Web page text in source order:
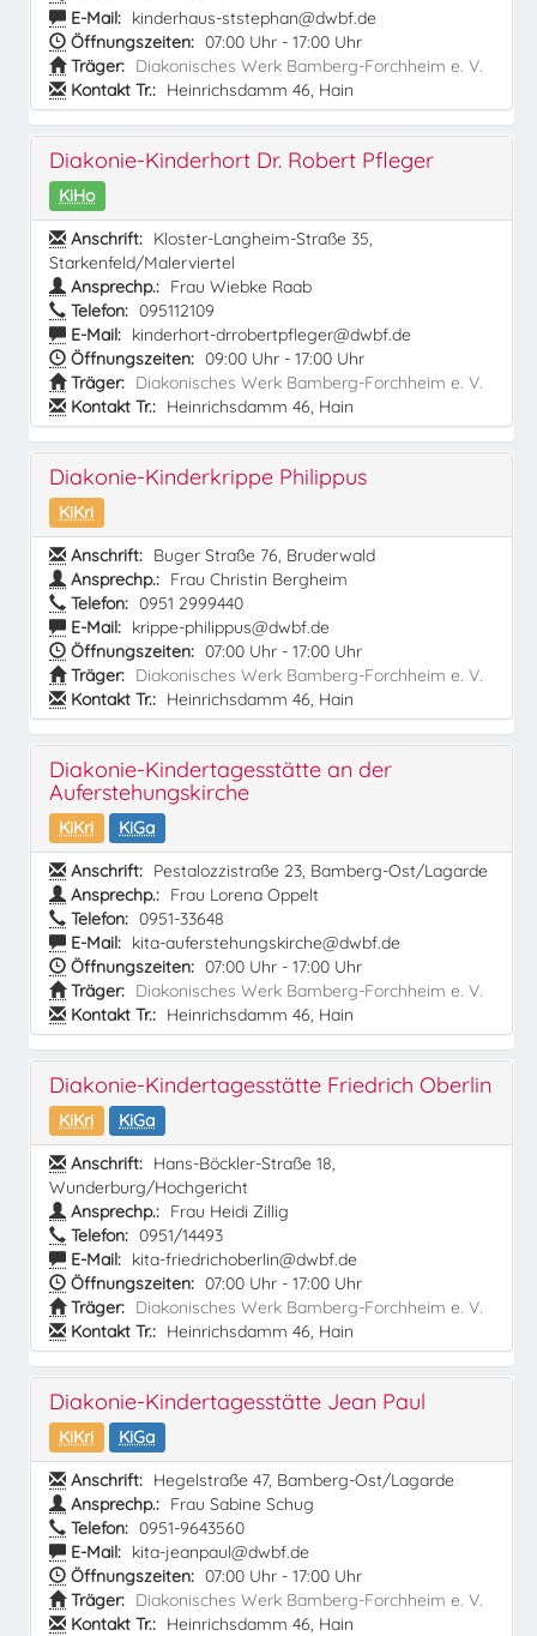
E-Mail: kinderhaus-ststephan@dwbf.de
Öffnungszeiten: 07:00 Uhr - 17:00 Uhr
Träger: Diakonisches Werk Bamberg-Forchheim e. V.
Kontakt Tr.: Heinrichsdamm 46, Hain
Diakonie-Kinderhort Dr. Robert Pfleger
KiHo
Anschrift: Kloster-Langheim-Straße 35,
Starkenfeld/Malerviertel
Ansprechp.: Frau Wiebke Raab
Telefon: 095112109
E-Mail: kinderhort-drrobertpfleger@dwbf.de
Öffnungszeiten: 09:00 Uhr - 17:00 Uhr
Träger: Diakonisches Werk Bamberg-Forchheim e. V.
Kontakt Tr.: Heinrichsdamm 46, Hain
Diakonie-Kinderkrippe Philippus
KiKri
Anschrift: Buger Straße 76, Bruderwald
Ansprechp.: Frau Christin Bergheim
Telefon: 0951 2999440
E-Mail: krippe-philippus@dwbf.de
Öffnungszeiten: 07:00 Uhr - 17:00 Uhr
Träger: Diakonisches Werk Bamberg-Forchheim e. V.
Kontakt Tr.: Heinrichsdamm 46, Hain
Diakonie-Kindertagesstätte an der
Auferstehungskirche
KiKri
KiGa
Anschrift: Pestalozzistraße 23, Bamberg-Ost/Lagarde
Ansprechp.: Frau Lorena Oppelt
Telefon: 0951-33648
E-Mail: kita-auferstehungskirche@dwbf.de
Öffnungszeiten: 07:00 Uhr - 17:00 Uhr
Träger: Diakonisches Werk Bamberg-Forchheim e. V.
Kontakt Tr.: Heinrichsdamm 46, Hain
Diakonie-Kindertagesstätte Friedrich Oberlin
KiKri
KiGa
Anschrift: Hans-Böckler-Straße 18,
Wunderburg/Hochgericht
Ansprechp.: Frau Heidi Zillig
Telefon: 0951/14493
E-Mail: kita-friedrichoberlin@dwbf.de
Öffnungszeiten: 07:00 Uhr - 17:00 Uhr
Träger: Diakonisches Werk Bamberg-Forchheim e. V.
Kontakt Tr.: Heinrichsdamm 46, Hain
Diakonie-Kindertagesstätte Jean Paul
KiKri
KiGa
Anschrift: Hegelstraße 47, Bamberg-Ost/Lagarde
Ansprechp.: Frau Sabine Schug
Telefon: 0951-9643560
E-Mail: kita-jeanpaul@dwbf.de
Öffnungszeiten: 07:00 Uhr - 17:00 Uhr
Träger: Diakonisches Werk Bamberg-Forchheim e. V.
Kontakt Tr.: Heinrichsdamm 46, Hain